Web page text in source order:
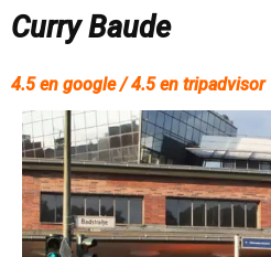
Curry Baude
4.5 en google / 4.5 en tripadvisor